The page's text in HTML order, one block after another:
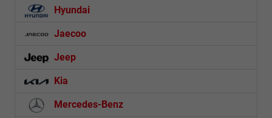
Hyundai
Jaecoo
Jeep
Kia
Mercedes-Benz